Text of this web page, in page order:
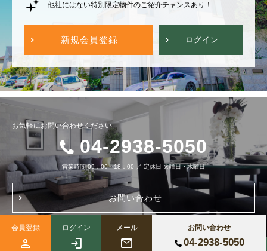
会員登録 ログイン メール お問い合わせ
04-2938-5050
他社にはない特別限定物件のご紹介チャンスあり！
新規会員登録 ログイン
お気軽にお問い合わせください
04-2938-5050
営業時間 09：00～18：00 ／ 定休日 火曜日・水曜日
お問い合わせ
Copyright (c) 株式会社ブルーノートホーム All Right Reserved.